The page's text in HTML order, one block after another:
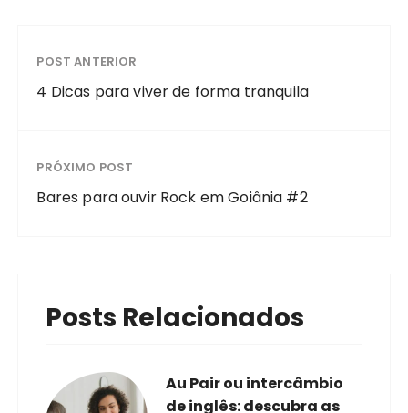
POST ANTERIOR
4 Dicas para viver de forma tranquila
PRÓXIMO POST
Bares para ouvir Rock em Goiânia #2
Posts Relacionados
Au Pair ou intercâmbio
de inglês: descubra as